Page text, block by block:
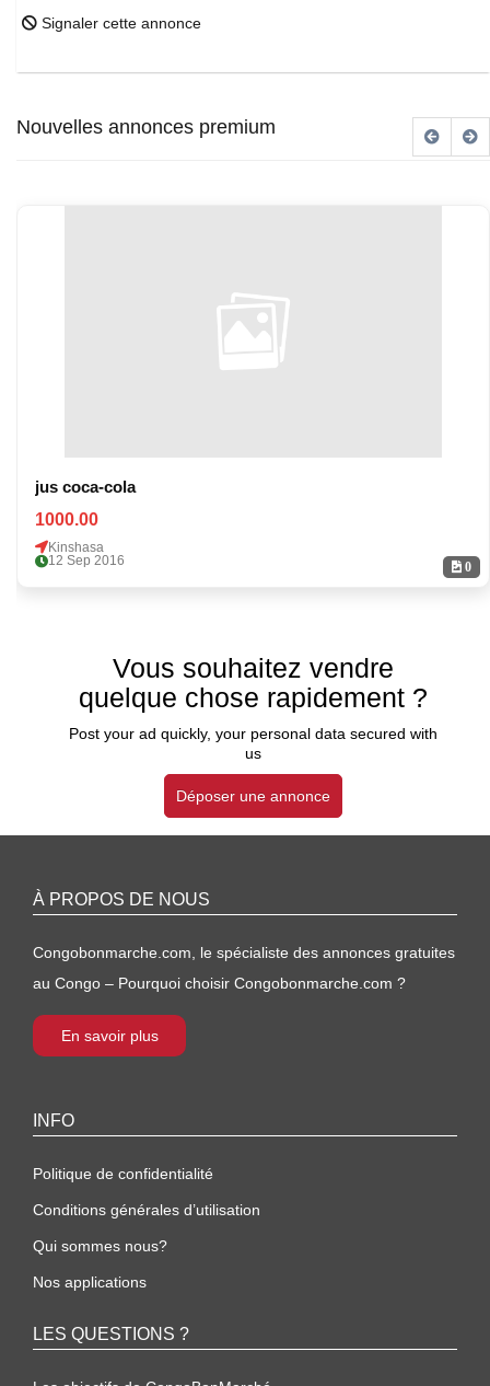
Signaler cette annonce
Nouvelles annonces premium
0
jus coca-cola
1000.00
Kinshasa
12 Sep 2016
Vous souhaitez vendre
quelque chose rapidement ?
Post your ad quickly, your personal data secured with
us
Déposer une annonce
À PROPOS DE NOUS
Congobonmarche.com, le spécialiste des annonces gratuites
au Congo – Pourquoi choisir Congobonmarche.com ?
En savoir plus
INFO
Politique de confidentialité
Conditions générales d’utilisation
Qui sommes nous?
Nos applications
LES QUESTIONS ?